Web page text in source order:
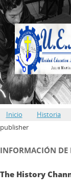
Inicio Historia
publisher
INFORMACIÓN DE
The History